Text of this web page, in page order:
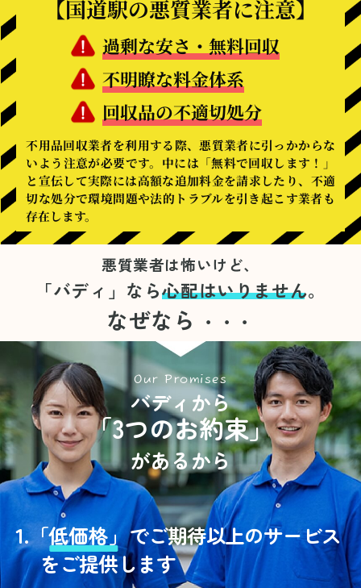
【国道駅の悪質業者に注意】
過剰な安さ・無料回収
不明瞭な料金体系
回収品の不適切処分
不用品回収業者を利用する際、悪質業者に引っかからな
いよう注意が必要です。中には「無料で回収します！」
と宣伝して実際には高額な追加料金を請求したり、不適
切な処分で環境問題や法的トラブルを引き起こす業者も
存在します。
悪質業者は怖いけど、
「バディ」なら心配はいりません。
なぜなら ・・・
Our Promises
バディから
「3つのお約束」
があるから
1.「低価格」でご期待以上のサービス
をご提供します